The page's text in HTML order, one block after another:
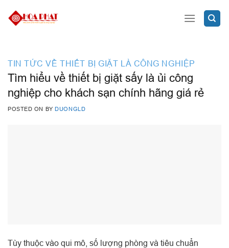
TIN TỨC VỀ THIẾT BỊ GIẶT LÀ CÔNG NGHIỆP
Tìm hiểu về thiết bị giặt sấy là ủi công
nghiệp cho khách sạn chính hãng giá rẻ
POSTED ON BYDUONGLD
Tùy thuộc vào qui mô, số lượng phòng và tiêu chuẩn